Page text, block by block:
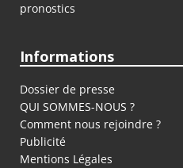
pronostics
Informations
Dossier de presse
QUI SOMMES-NOUS ?
Comment nous rejoindre ?
Publicité
Mentions Légales